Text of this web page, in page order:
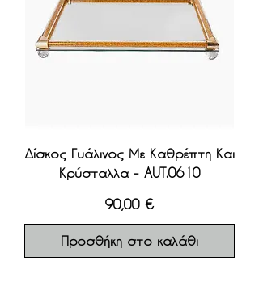
Δίσκος Γυάλινος Με Καθρέπτη Και
Κρύσταλλα - AUT.0610
Τιμή
90,00 €
Προσθήκη στο καλάθι